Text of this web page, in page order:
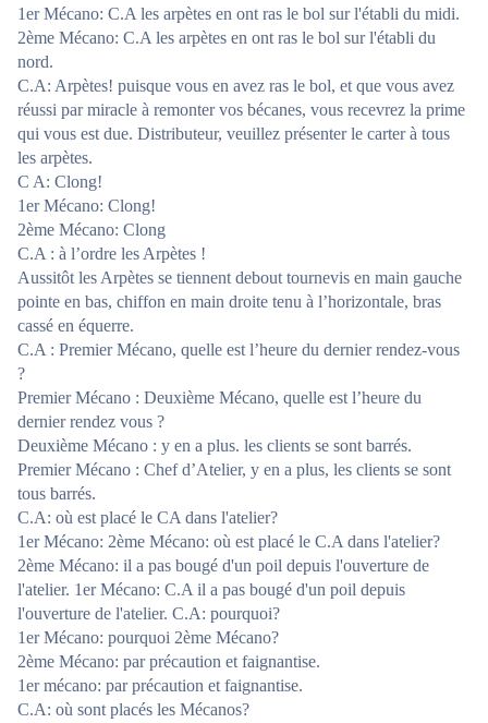
1er Mécano: C.A les arpètes en ont ras le bol sur l'établi du midi.
2ème Mécano: C.A les arpètes en ont ras le bol sur l'établi du
nord.
C.A: Arpètes! puisque vous en avez ras le bol, et que vous avez
réussi par miracle à remonter vos bécanes, vous recevrez la prime
qui vous est due. Distributeur, veuillez présenter le carter à tous
les arpètes.
C A: Clong!
1er Mécano: Clong!
2ème Mécano: Clong
C.A : à l’ordre les Arpètes !
Aussitôt les Arpètes se tiennent debout tournevis en main gauche
pointe en bas, chiffon en main droite tenu à l’horizontale, bras
cassé en équerre.
C.A : Premier Mécano, quelle est l’heure du dernier rendez-vous
?
Premier Mécano : Deuxième Mécano, quelle est l’heure du
dernier rendez vous ?
Deuxième Mécano : y en a plus. les clients se sont barrés.
Premier Mécano : Chef d’Atelier, y en a plus, les clients se sont
tous barrés.
C.A: où est placé le CA dans l'atelier?
1er Mécano: 2ème Mécano: où est placé le C.A dans l'atelier?
2ème Mécano: il a pas bougé d'un poil depuis l'ouverture de
l'atelier. 1er Mécano: C.A il a pas bougé d'un poil depuis
l'ouverture de l'atelier. C.A: pourquoi?
1er Mécano: pourquoi 2ème Mécano?
2ème Mécano: par précaution et faignantise.
1er mécano: par précaution et faignantise.
C.A: où sont placés les Mécanos?